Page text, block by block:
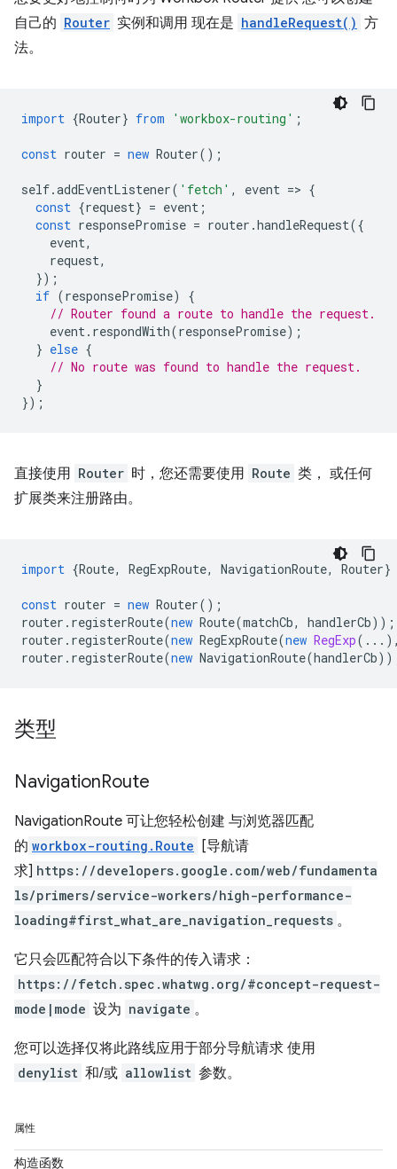
自己的 Router 实例和调用 现在是 handleRequest() 方
法。
import {Router} from 'workbox-routing' ;
const router = new Router();
self.addEventListener( 'fetch' , event => {
const {request} = event ;
const responsePromise = router .handleRequest({
event,
request,
});
if (responsePromise)
{
// Router found a route to handle the request.
event. respondWith(responsePromise);
} else {
// No route was found to handle the request.
}
});
直接使用 Router 时，您还需要使用 Route 类， 或任何
扩展类来注册路由。
import {Route, RegExpRoute, NavigationRoute, Router}
const router = new Router();
router . registerRoute(new Route(matchCb, handlerCb));
router . registerRoute(new RegExpRoute(new RegExp
router . registerRoute(new NavigationRoute(handlerCb
类型
NavigationRoute
NavigationRoute 可让您轻松创建 与浏览器匹配
的 workbox-routing.Route
[导航请
求] https://developers.google.com/web/fundamenta
ls/primers/service-workers/high-performance-
loading#first_what_are_navigation_requests 。
它只会匹配符合以下条件的传入请求：
https://fetch.spec.whatwg.org/#concept-request-
mode|mode 设为 navigate 。
您可以选择仅将此路线应用于部分导航请求 使用
denylist 和/或 allowlist 参数。
属性
构造函数